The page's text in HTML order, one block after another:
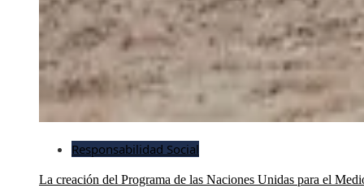
Responsabilidad Social
La creación del Programa de las Naciones Unidas para el